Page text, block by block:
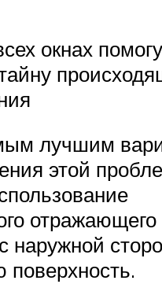
окнах
лучшим
этой
отражающего
наружной
поверхность.